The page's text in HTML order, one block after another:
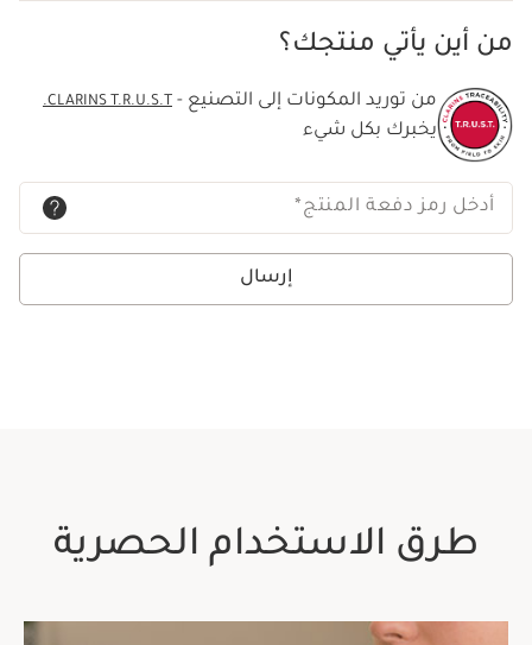
من أين يأتي منتجك؟
من توريد المكونات إلى التصنيع - CLARINS T.R.U.S.T.
يخبرك بكل شيء
أدخل رمز دفعة المنتج*
إرسال
طرق الاستخدام الحصرية